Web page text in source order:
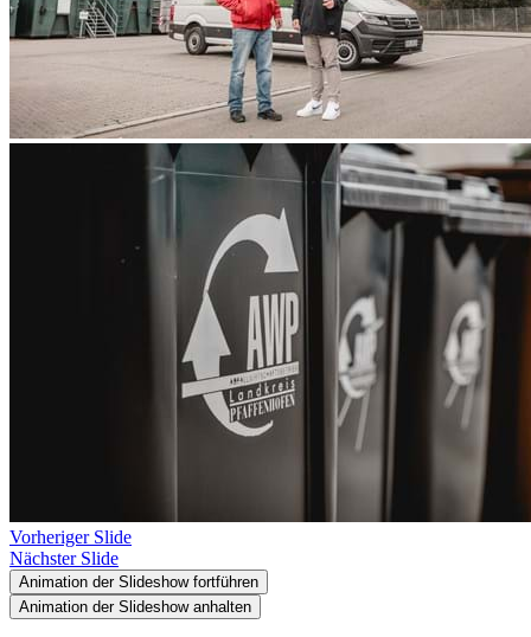
Vorheriger Slide
Nächster Slide
Animation der Slideshow fortführen
Animation der Slideshow anhalten